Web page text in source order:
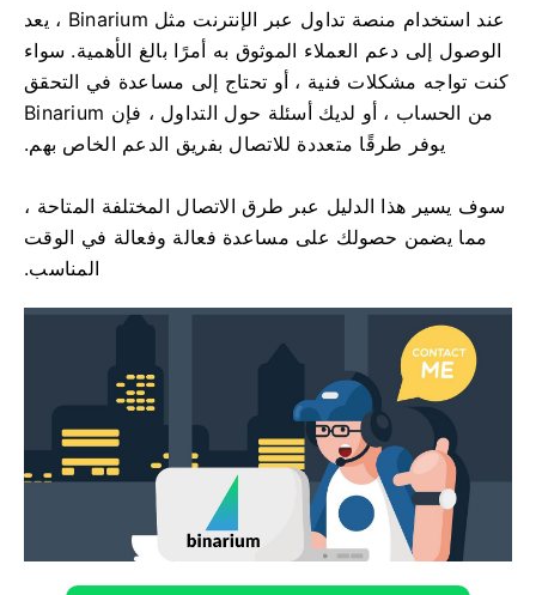
عند استخدام منصة تداول عبر الإنترنت مثل Binarium ، يعد
الوصول إلى دعم العملاء الموثوق به أمرًا بالغ الأهمية. سواء
كنت تواجه مشكلات فنية ، أو تحتاج إلى مساعدة في التحقق
من الحساب ، أو لديك أسئلة حول التداول ، فإن Binarium
يوفر طرقًا متعددة للاتصال بفريق الدعم الخاص بهم.
سوف يسير هذا الدليل عبر طرق الاتصال المختلفة المتاحة ،
مما يضمن حصولك على مساعدة فعالة وفعالة في الوقت
المناسب.